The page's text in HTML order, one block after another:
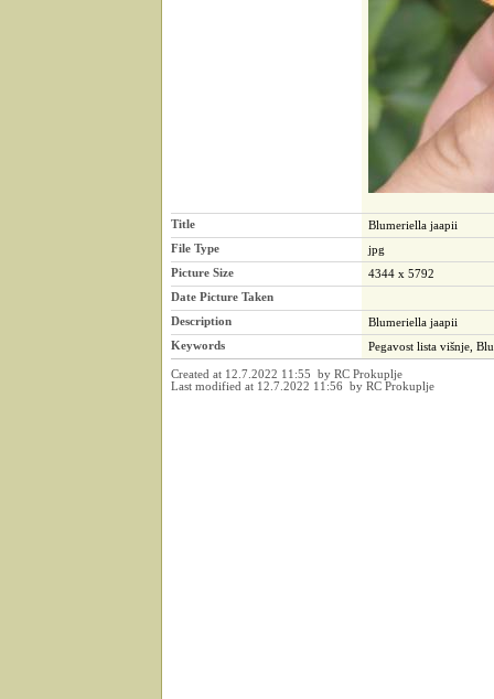
Title
Blumeriella jaapii
File Type
jpg
Picture Size
4344 x 5792
Date Picture Taken
Description
Blumeriella jaapii
Keywords
Pegavost lista višnje,
Created at 12.7.2022 11:55 by RC Prokuplje
Last modified at 12.7.2022 11:56 by RC Prokuplje